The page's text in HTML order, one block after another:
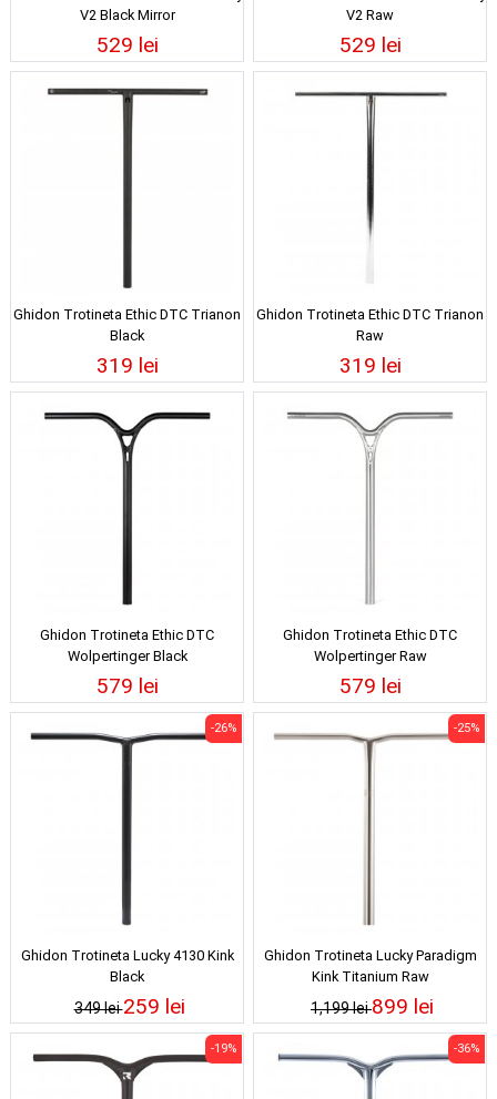
V2 Black Mirror
529 lei
V2 Raw
529 lei
Ghidon Trotineta Ethic DTC Trianon
Black
319 lei
Ghidon Trotineta Ethic DTC Trianon
Raw
319 lei
Ghidon Trotineta Ethic DTC
Wolpertinger Black
579 lei
Ghidon Trotineta Ethic DTC
Wolpertinger Raw
579 lei
Ghidon Trotineta Lucky 4130 Kink
Black
349 lei
-26%
259 lei
Ghidon Trotineta Lucky Paradigm
Kink Titanium Raw
1,199 lei
-25%
899 lei
-19% -36%